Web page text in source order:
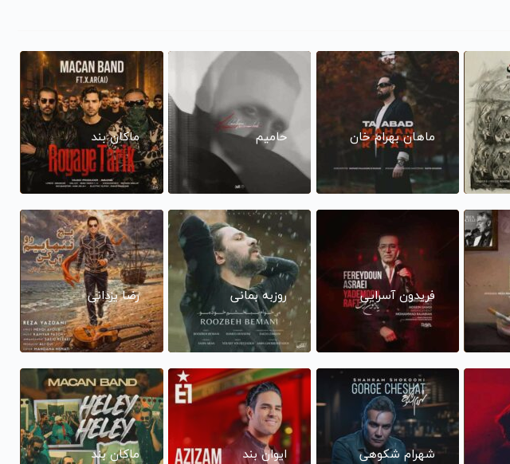
ماهان بهرام خان حامیم ماکان بند
فریدون آسرایی روزبه بمانی رضا یزدانی
شهرام شکوهی ایوان بند ماکان بند